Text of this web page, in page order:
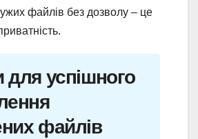
файлів без дозволу – це
успішного
файлів